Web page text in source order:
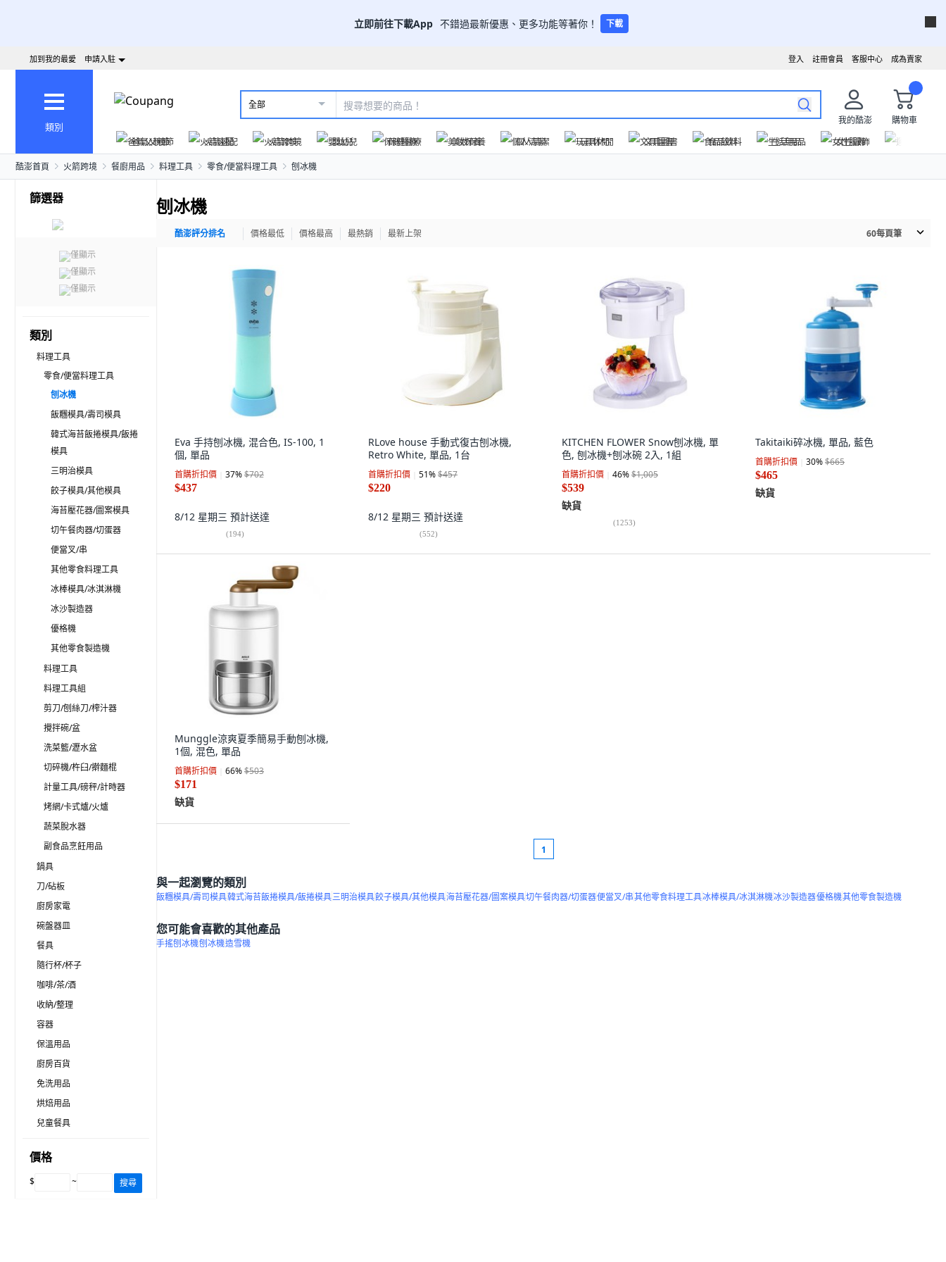
立即前往下載App 不錯過最新優惠、更多功能等著你！ 下載
成為賣家
客服中心
註冊會員
登入
加到我的最愛 申請入駐
類別
全部
我的酷澎
購物車
爸氣父親節
火箭速配 火箭跨境 嬰幼兒 保健醫療 美妝保養 個人清潔 玩具休閒 文具圖書 食品飲料 生活用品 女性服飾
酷澎首頁 火箭跨境 餐廚用品 料理工具 零食/便當料理工具 刨冰機
篩選器
僅顯示
僅顯示
僅顯示
類別
料理工具
零食/便當料理工具
刨冰機
飯糰模具/壽司模具
韓式海苔飯捲模具/飯捲
模具
三明治模具
餃子模具/其他模具
海苔壓花器/圖案模具
切午餐肉器/切蛋器
便當叉/串
其他零食料理工具
冰棒模具/冰淇淋機
冰沙製造器
優格機
其他零食製造機
料理工具
料理工具組
剪刀/刨絲刀/榨汁器
攪拌碗/盆
洗菜籃/瀝水盆
切碎機/杵臼/擀麵棍
計量工具/磅秤/計時器
烤網/卡式爐/火爐
蔬菜脫水器
副食品烹飪用品
鍋具
刀/砧板
廚房家電
碗盤器皿
餐具
隨行杯/杯子
咖啡/茶/酒
收納/整理
容器
保溫用品
廚房百貨
免洗用品
烘焙用品
兒童餐具
價格
$ ~ 搜尋
刨冰機
酷澎評分排名 價格最低 價格最高 最熱銷 最新上架 60每頁筆
Eva 手持刨冰機, 混合色, IS-100, 1
個, 單品
首購折扣價 37%$702
$437
8/12 星期三 預計送達
(194)
RLove house 手動式復古刨冰機,
Retro White, 單品, 1台
首購折扣價 51%$457
$220
8/12 星期三 預計送達
(552)
KITCHEN FLOWER Snow刨冰機, 單
色, 刨冰機+刨冰碗 2入, 1組
首購折扣價 46%$1,005
$539
缺貨
(1253)
Takitaiki碎冰機, 單品, 藍色
首購折扣價 30%$665
$465
缺貨
Munggle涼爽夏季簡易手動刨冰機,
1個, 混色, 單品
首購折扣價 66%$503
$171
缺貨
1
與一起瀏覽的類別
飯糰模具/壽司模具韓式海苔飯捲模具/飯捲模具三明治模具餃子模具/其他模具海苔壓花器/圖案模具切午餐肉器/切蛋器便當叉/串其他零食料理工具冰棒模具/冰淇淋機冰沙製造器優格機其他零食製造機
您可能會喜歡的其他產品
手搖刨冰機刨冰機造雪機